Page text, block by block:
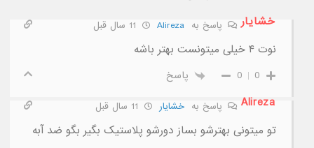
خشایار
پاسخ به Alireza
نوت ۴ خیلی میتونست بهتر باشه
0
0 پاسخ
Alireza پاسخ بهخشایار
تو میتونی بهترشو بساز دورشو پلاستیک بگیر بگو ضد آبه